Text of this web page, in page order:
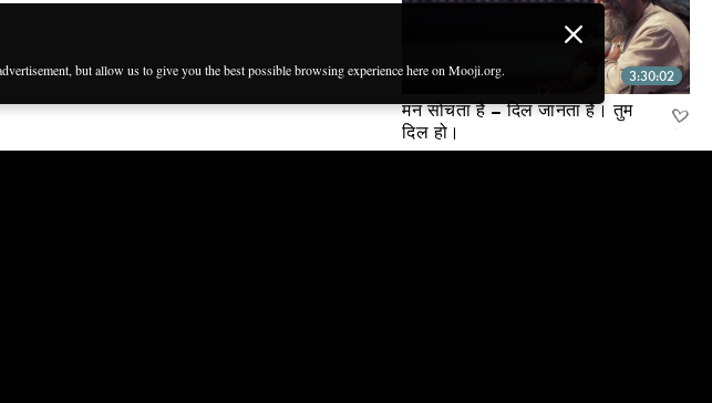
3:30:02
मन सोचता है – दिल जानता है। तुम
दिल हो।
14 Mar, 2019
but allow us to give you the best possible browsing experience here on Mooji.org.